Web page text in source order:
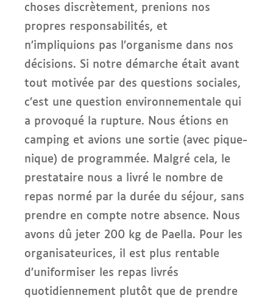
choses discrètement, prenions nos
propres responsabilités, et
n’impliquions pas l’organisme dans nos
décisions. Si notre démarche était avant
tout motivée par des questions sociales,
c’est une question environnementale qui
a provoqué la rupture. Nous étions en
camping et avions une sortie (avec pique-
nique) de programmée. Malgré cela, le
prestataire nous a livré le nombre de
repas normé par la durée du séjour, sans
prendre en compte notre absence. Nous
avons dû jeter 200 kg de Paella. Pour les
organisateurices, il est plus rentable
d’uniformiser les repas livrés
quotidiennement plutôt que de prendre